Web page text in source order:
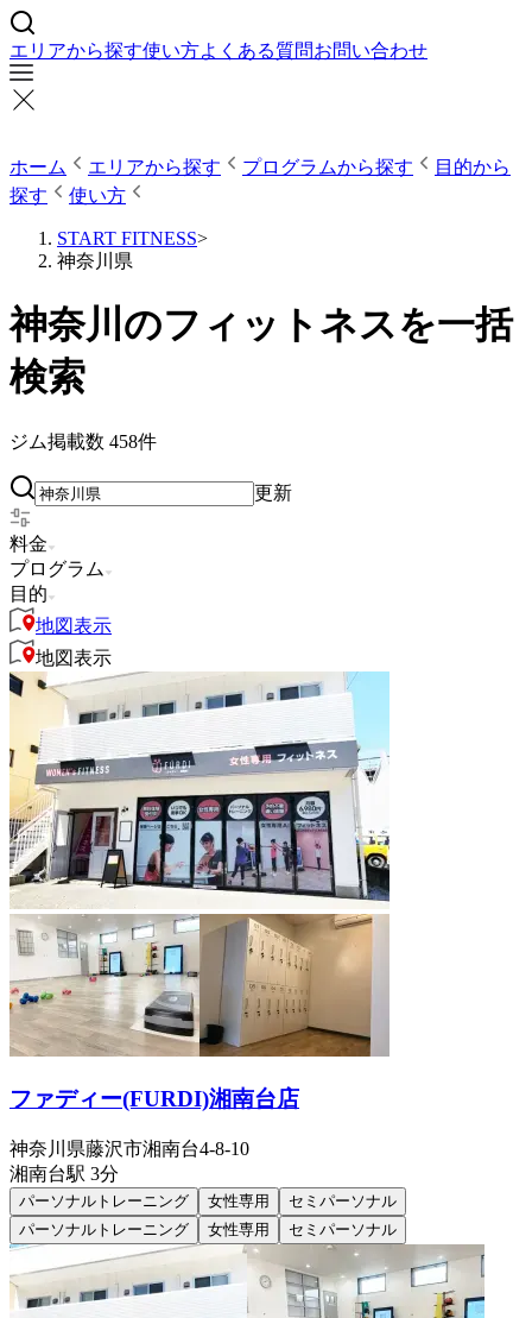
エリアから探す使い方よくある質問お問い合わせ
ホーム エリアから探す プログラムから探す
目的から
探す
使い方
START FITNESS>
神奈川県
神奈川のフィットネスを一括
検索
ジム掲載数 458件
更新
料金
プログラム
目的
地図表示
地図表示
ファディー(FURDI)湘南台店
神奈川県藤沢市湘南台4-8-10
湘南台駅 3分
パーソナルトレーニング 女性専用
セミパーソナル
パーソナルトレーニング
女性専用 セミパーソナル